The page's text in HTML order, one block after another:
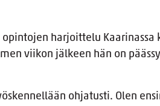
opintojen harjoittelu Kaarinassa
viikon jälkeen hän on
ohjatusti. Olen